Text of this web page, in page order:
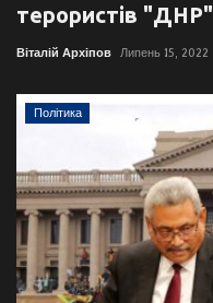
терористів "ДНР"
Віталій Архіпов Липень 15, 2022
Політика